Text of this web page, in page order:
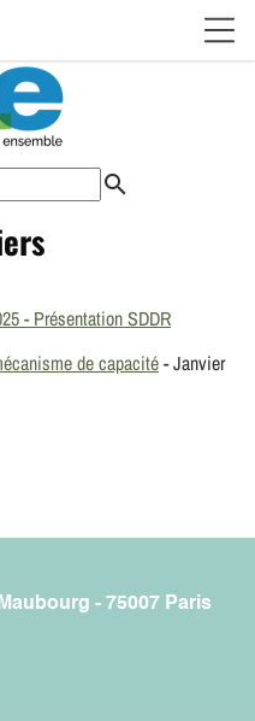
search
- Présentation SDDR
de capacité- Janvier
- 75007 Paris